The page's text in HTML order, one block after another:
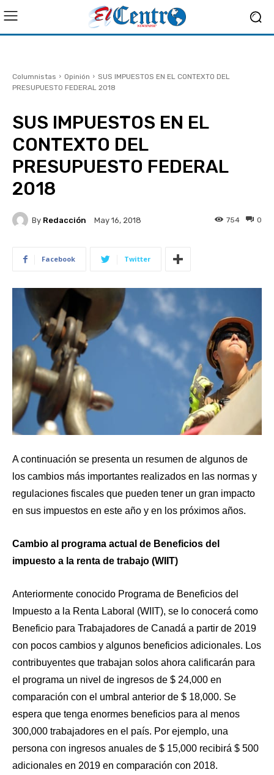
Columnistas Opinión
SUS IMPUESTOS EN EL CONTEXTO DEL
PRESUPUESTO FEDERAL 2018
SUS IMPUESTOS EN EL
CONTEXTO DEL
PRESUPUESTO FEDERAL
2018
By Redacción May 16, 2018 0
754
Facebook Twitter
A continuación se presenta un resumen de algunos de
los cambios más importantes realizados en las normas y
regulaciones fiscales que pueden tener un gran impacto
en sus impuestos en este año y en los próximos años.
Cambio al programa actual de Beneficios del
impuesto a la renta de trabajo (WIIT)
Anteriormente conocido Programa de Beneficios del
Impuesto a la Renta Laboral (WIIT), se lo conocerá como
Beneficio para Trabajadores de Canadá a partir de 2019
con pocos cambios y algunos beneficios adicionales. Los
contribuyentes que trabajan solos ahora calificarán para
el programa un nivel de ingresos de $ 24,000 en
comparación con el umbral anterior de $ 18,000. Se
espera que tenga enormes beneficios para al menos
300,000 trabajadores en el país. Por ejemplo, una
persona con ingresos anuales de $ 15,000 recibirá $ 500
adicionales en 2019 en comparación con 2018.